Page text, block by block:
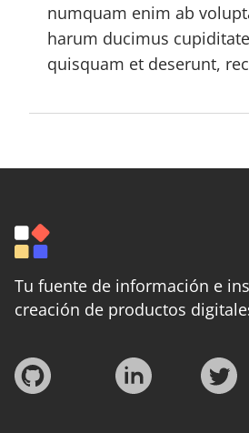
numquam enim ab
harum ducimus
quisquam et deserunt,
Tu fuente de información e
creación de productos